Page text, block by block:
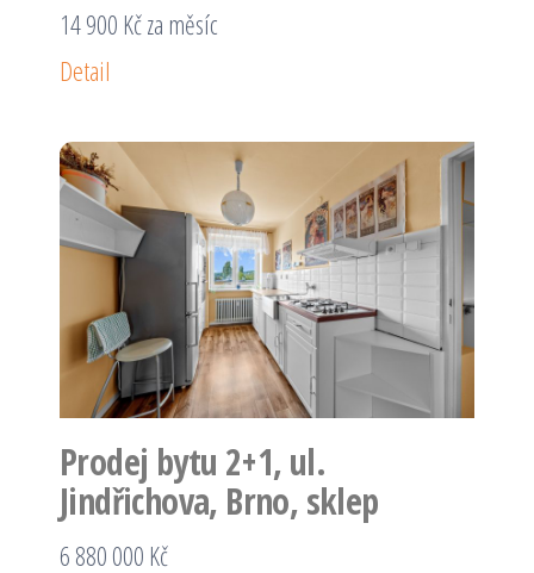
14 900 Kč za měsíc
Detail
Prodej bytu 2+1, ul.
Jindřichova, Brno, sklep
6 880 000 Kč